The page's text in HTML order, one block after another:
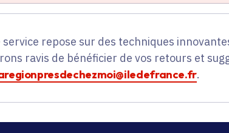
service repose sur des techniques
ravis de bénéficier de vos retours et
.